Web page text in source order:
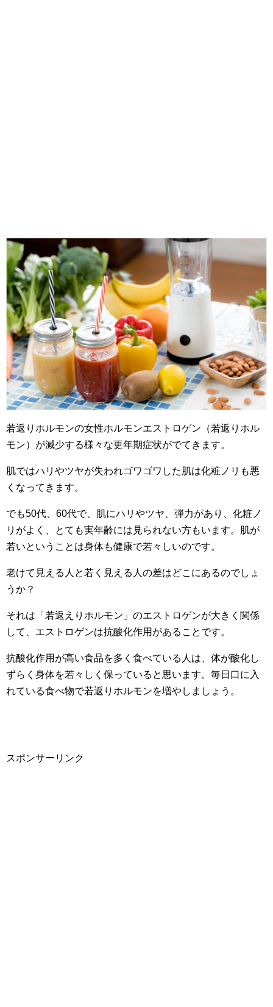
若返りホルモンの女性ホルモンエストロゲン（若返りホル
モン）が減少する様々な更年期症状がでてきます。
肌ではハリやツヤが失われゴワゴワした肌は化粧ノリも悪
くなってきます。
でも50代、60代で、肌にハリやツヤ、弾力があり、化粧ノ
リがよく、とても実年齢には見られない方もいます。肌が
若いということは身体も健康で若々しいのです。
老けて見える人と若く見える人の差はどこにあるのでしょ
うか？
それは「若返えりホルモン」のエストロゲンが大きく関係
して、エストロゲンは抗酸化作用があることです。
抗酸化作用が高い食品を多く食べている人は、体が酸化し
ずらく身体を若々しく保っていると思います。毎日口に入
れている食べ物で若返りホルモンを増やしましょう。
スポンサーリンク